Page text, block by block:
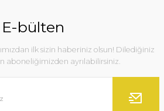
E-bülten
ilk sizin haberiniz olsun! Dilediğiniz
aboneliğimizden ayrılabilirsiniz.